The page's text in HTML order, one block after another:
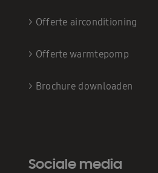
> Offerte airconditioning
> Offerte warmtepomp
> Brochure downloaden
Sociale media